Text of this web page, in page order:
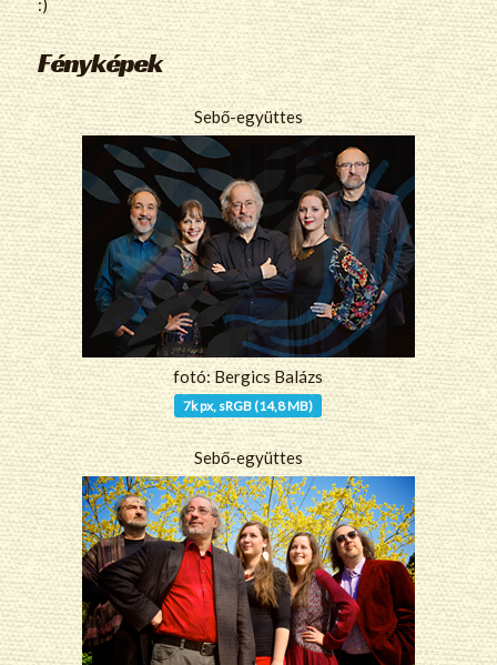
:)
Fényképek
Sebő-együttes
fotó: Bergics Balázs
7k px, sRGB (14,8 MB)
Sebő-együttes